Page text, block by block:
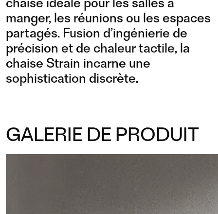
manger, les réunions ou les espaces
partagés. Fusion d’ingénierie de
précision et de chaleur tactile, la
chaise Strain incarne une
sophistication discrète.
GALERIE DE PRODUIT